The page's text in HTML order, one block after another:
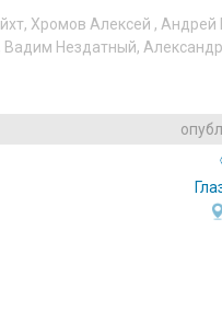
, Хромов Алексей , Андрей
Вадим Нездатный,